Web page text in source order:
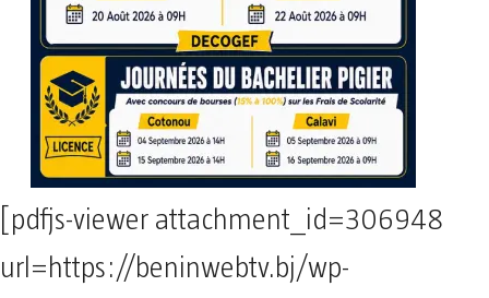
[pdfjs-viewer attachment_id=306948
url=https://beninwebtv.bj/wp-